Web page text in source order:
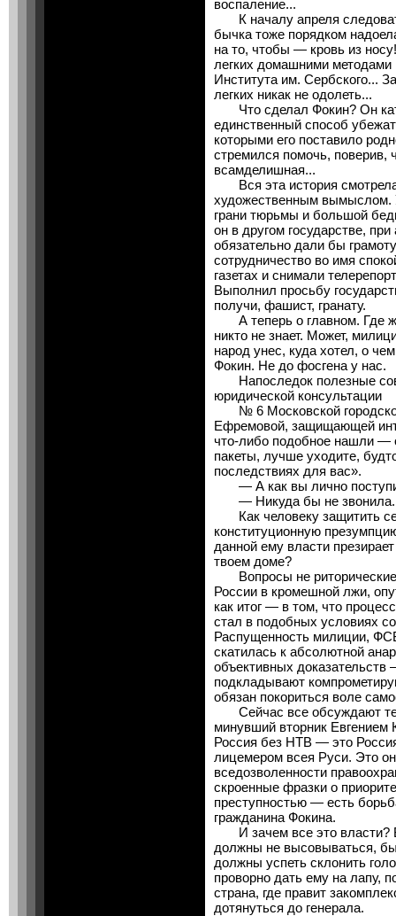
воспаление...
К началу апреля
бычка тоже порядком
на то, чтобы — кровь из
легких домашними методами
Института им. Сербского...
легких никак не одолеть...
Что сделал Фокин? Он
единственный способ
которыми его поставило
стремился помочь, поверив,
всамделишная...
Вся эта история
художественным
грани тюрьмы и большой
он в другом государстве,
обязательно дали бы
сотрудничество во имя
газетах и снимали
Выполнил просьбу
получи, фашист, гранату.
А теперь о главном. Где
никто не знает. Может,
народ унес, куда хотел, о
Фокин. Не до фосгена у нас.
Напоследок полезные
юридической консультации
№ 6 Московской
Ефремовой, защищающей
что-либо подобное нашли —
пакеты, лучше уходите,
последствиях для вас».
— А как вы лично
— Никуда бы не звонила.
Как человеку защитить
конституционную
данной ему власти
твоем доме?
Вопросы не
России в кромешной лжи,
как итог — в том, что
стал в подобных условиях
Распущенность милиции,
скатилась к абсолютной
объективных доказательств
подкладывают
обязан покориться воле
Сейчас все обсуждают
минувший вторник Евгением
Россия без НТВ — это
лицемером всея Руси. Это
вседозволенности
скроенные фразки о
преступностью — есть
гражданина Фокина.
И зачем все это власти?
должны не высовываться,
должны успеть склонить
проворно дать ему на лапу,
страна, где правит
дотянуться до генерала.